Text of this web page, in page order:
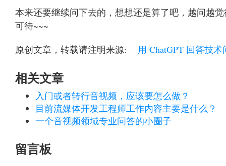
本来还要继续问下去的，想想还是算了吧，越问越
可待~~~
原创文章，转载请注明来源: 用 ChatGPT 回答技
相关文章
入门或者转行音视频，应该要怎么做？
目前流媒体开发工程师工作内容主要是什么？
一个音视频领域专业问答的小圈子
留言板